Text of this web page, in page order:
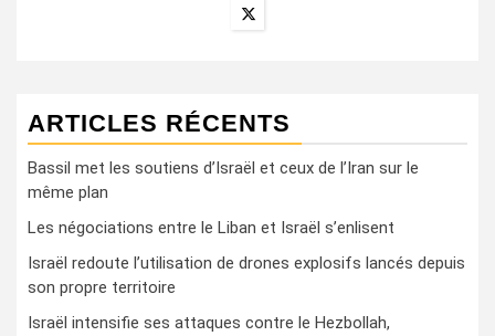
ARTICLES RÉCENTS
Bassil met les soutiens d’Israël et ceux de l’Iran sur le
même plan
Les négociations entre le Liban et Israël s’enlisent
Israël redoute l’utilisation de drones explosifs lancés depuis
son propre territoire
Israël intensifie ses attaques contre le Hezbollah,